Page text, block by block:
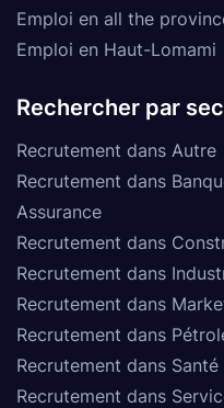
Emploi en all the
Emploi en Haut-Lomami
Rechercher par
Recrutement dans Autre
Recrutement dans
Assurance
Recrutement dans
Recrutement dans
Recrutement dans
Recrutement dans
Recrutement dans Santé
Recrutement dans